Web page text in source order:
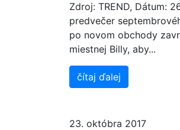
Zdroj: TREND, Dátum:
predvečer
po novom obchody
miestnej Billy, aby...
čítaj ďalej
23. októbra 2017